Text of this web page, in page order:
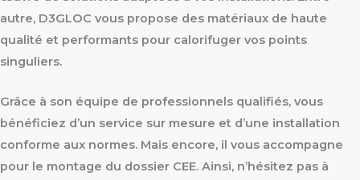
autre, D3GLOC vous propose des matériaux de haute
qualité et performants pour calorifuger vos points
singuliers.
Grâce à son équipe de professionnels qualifiés, vous
bénéficiez d’un service sur mesure et d’une installation
conforme aux normes. Mais encore, il vous accompagne
pour le montage du dossier CEE. Ainsi, n’hésitez pas à